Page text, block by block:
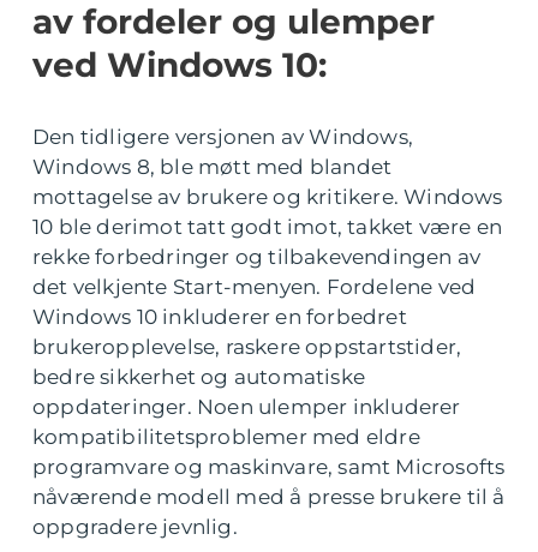
av fordeler og ulemper
ved Windows 10:
Den tidligere versjonen av Windows,
Windows 8, ble møtt med blandet
mottagelse av brukere og kritikere. Windows
10 ble derimot tatt godt imot, takket være en
rekke forbedringer og tilbakevendingen av
det velkjente Start-menyen. Fordelene ved
Windows 10 inkluderer en forbedret
brukeropplevelse, raskere oppstartstider,
bedre sikkerhet og automatiske
oppdateringer. Noen ulemper inkluderer
kompatibilitetsproblemer med eldre
programvare og maskinvare, samt Microsofts
nåværende modell med å presse brukere til å
oppgradere jevnlig.